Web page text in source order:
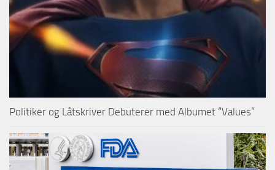
Politiker og Låtskriver Debuterer med Albumet “Values”